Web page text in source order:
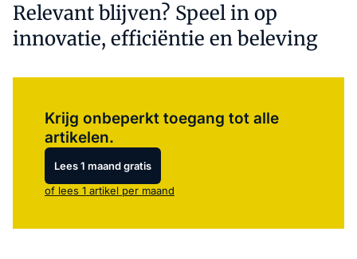
Relevant blijven? Speel in op
innovatie, efficiëntie en beleving
Krijg onbeperkt toegang tot alle
artikelen.
Lees 1 maand gratis
of lees 1 artikel per maand